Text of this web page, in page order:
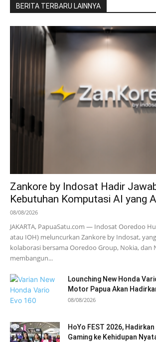
BERITA TERBARU LAINNYA
Zankore by Indosat Hadir
Kebutuhan Komputasi AI yang
08/08/2026
JAKARTA, PapuaSatu.com — Indosat Ooredoo
atau IOH) meluncurkan Zankore by Indosat,
kolaborasi bersama Ooredoo Group, Nokia, dan
membangun...
Lounching New Honda
Motor Papua Akan
08/08/2026
HoYo FEST 2026,
Gaming ke Kehidupan